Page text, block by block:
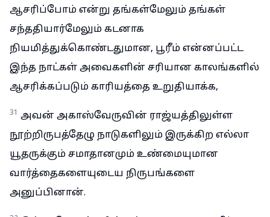
ஆசரிப்போம் என்று தங்கள்மேலும் தங்கள்
சந்ததியார்மேலும் கடனாக
நியமித்துக்கொண்டதுமான, பூரீம் என்னப்பட்ட
இந்த நாட்கள் அவைகளின் சரியான காலங்களில்
ஆசரிக்கப்படும் காரியத்தை உறுதியாக்க,
31 அவன் அகாஸ்வேருவின் ராஜ்யத்திலுள்ள
நூற்றிருபத்தேழு நாடுகளிலும் இருக்கிற எல்லா
யூதருக்கும் சமாதானமும் உண்மையுமான
வார்த்தைகளையுடைய நிருபங்களை
அனுப்பினான்.